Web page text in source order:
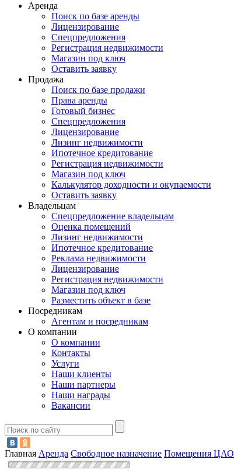
Аренда
Поиск по базе аренды
Лицензирование
Спецпредложения
Регистрация недвижимости
Магазин под ключ
Оставить заявку
Продажа
Поиск по базе продажи
Права аренды
Готовый бизнес
Спецпредложения
Лицензирование
Лизинг недвижимости
Ипотечное кредитование
Регистрация недвижимости
Магазин под ключ
Калькулятор доходности и окупаемости
Оставить заявку
Владельцам
Спецпредложение владельцам
Оценка помещений
Лизинг недвижимости
Ипотечное кредитование
Реклама недвижимости
Лицензирование
Регистрация недвижимости
Магазин под ключ
Разместить объект в базе
Посредникам
Агентам и посредникам
О компании
О компании
Контакты
Услуги
Наши клиенты
Наши партнеры
Наши награды
Вакансии
Главная Аренда Свободное назначение Помещения ЦАО